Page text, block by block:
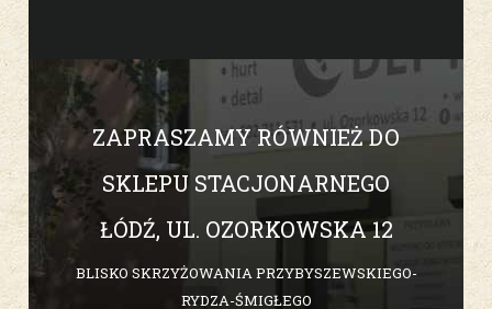
ZAPRASZAMY RÓWNIEŻ DO
SKLEPU STACJONARNEGO
ŁÓDŹ, UL. OZORKOWSKA 12
BLISKO SKRZYŻOWANIA PRZYBYSZEWSKIEGO-
RYDZA-ŚMIGŁEGO